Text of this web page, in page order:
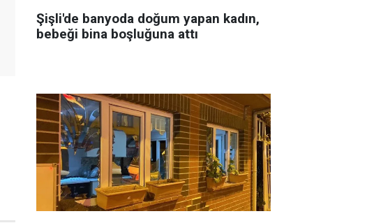
Şişli'de banyoda doğum yapan kadın,
bebeği bina boşluğuna attı